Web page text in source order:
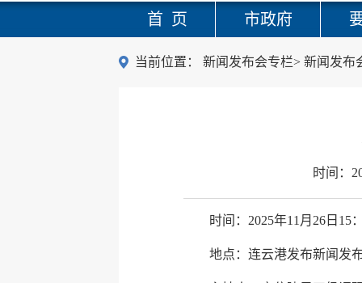
首 页 市政府
当前位置： 新闻发布会专栏> 新闻发布
时间：
时间：2025年11月26日15
地点：连云港发布新闻发